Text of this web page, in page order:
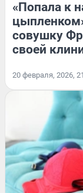
«Попала к
совушку
своей
20 февраля, 2026,